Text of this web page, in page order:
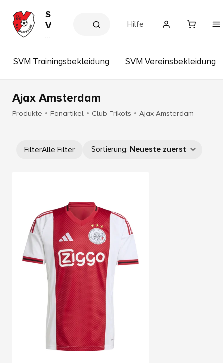
S
V
M
l
s
d
f
e
h
o
p
Hilfe
SVM Trainingsbekleidung SVM Vereinsbekleidung
Ajax Amsterdam
Produkte Fanartikel Club-Trikots Ajax Amsterdam
FilterAlle Filter Sortierung: Neueste zuerst